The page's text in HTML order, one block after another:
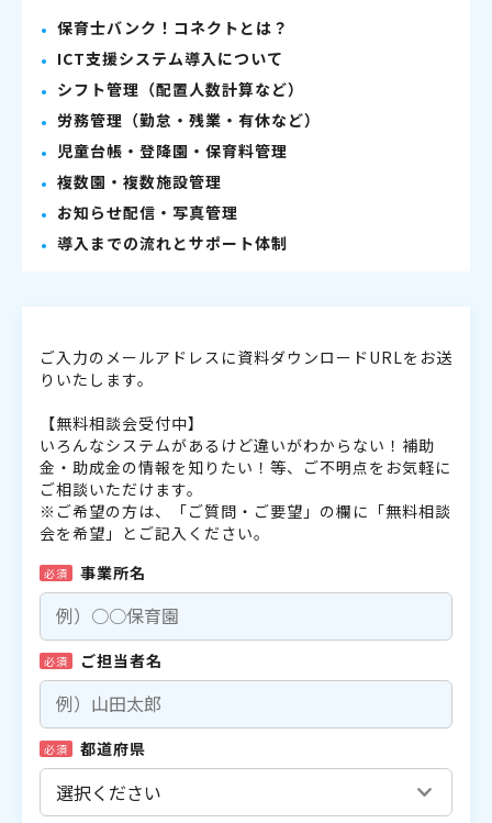
保育士バンク！コネクトとは？
ICT支援システム導入について
シフト管理（配置人数計算など）
労務管理（勤怠・残業・有休など）
児童台帳・登降園・保育料管理
複数園・複数施設管理
お知らせ配信・写真管理
導入までの流れとサポート体制
ご入力のメールアドレスに資料ダウンロードURLをお送
りいたします。
【無料相談会受付中】
いろんなシステムがあるけど違いがわからない！補助
金・助成金の情報を知りたい！等、ご不明点をお気軽に
ご相談いただけます。
※ご希望の方は、「ご質問・ご要望」の欄に「無料相談
会を希望」とご記入ください。
必須 事業所名
必須 ご担当者名
必須 都道府県